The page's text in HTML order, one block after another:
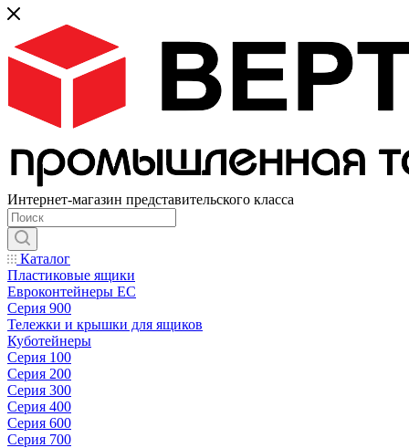
Интернет-магазин представительского класса
Каталог
Пластиковые ящики
Евроконтейнеры ЕС
Серия 900
Тележки и крышки для ящиков
Куботейнеры
Серия 100
Серия 200
Серия 300
Серия 400
Серия 600
Серия 700